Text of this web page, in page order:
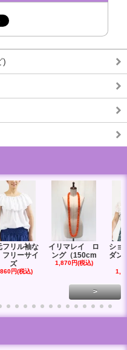
)
フリル袖な
リーサイ
ズ
円(税込)
イリマレイ ロ
ング（150cm
1,870円(税込)
ショ
ダン
>